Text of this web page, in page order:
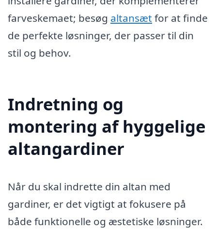
farveskemaet; besøg altansæt for at finde
de perfekte løsninger, der passer til din
stil og behov.
Indretning og
montering af hyggelige
altangardiner
Når du skal indrette din altan med
gardiner, er det vigtigt at fokusere på
både funktionelle og æstetiske løsninger.